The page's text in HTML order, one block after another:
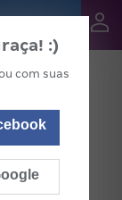
:)
com suas